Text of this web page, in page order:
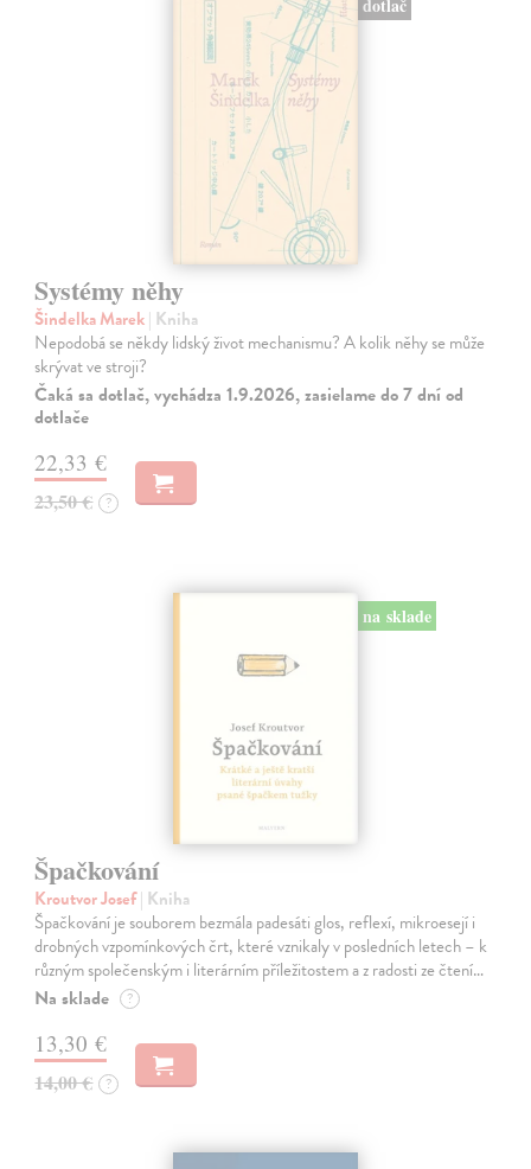
dotlač
Systémy něhy
Šindelka Marek| Kniha
Nepodobá se někdy lidský život mechanismu? A kolik něhy se může
skrývat ve stroji?
Čaká sa dotlač, vychádza 1.9.2026, zasielame do 7 dní od
dotlače
22,33 €
23,50 € ?
na sklade
Špačkování
Kroutvor Josef| Kniha
Špačkování je souborem bezmála padesáti glos, reflexí, mikroesejí i
drobných vzpomínkových črt, které vznikaly v posledních letech – k
různým společenským i literárním příležitostem a z radosti ze čtení…
Na sklade ?
13,30 €
14,00 € ?